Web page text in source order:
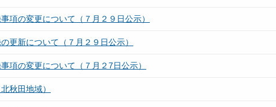
項の変更について（７月２９日公示）
更新について（７月２９日公示）
項の変更について（７月２7日公示）
秋田地域）